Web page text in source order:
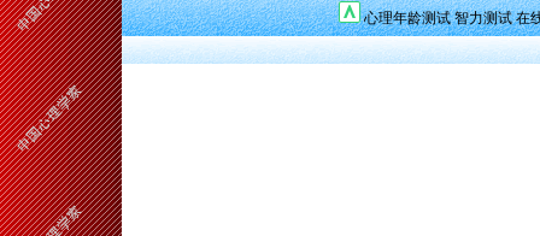
心理年龄测试 智力测试 在